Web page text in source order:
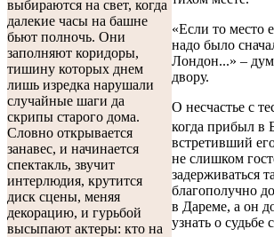
выбираются на свет, когда
далекие часы на башне
бьют полночь. Они
заполняют коридоры,
тишину которых днем
лишь изредка нарушали
случайные шаги да
скрипы старого дома.
Словно открывается
занавес, и начинается
спектакль, звучит
интерлюдия, крутится
диск сцены, меняя
декорацию, и гурьбой
высыпают актеры: кто на
«Если то место
надо было
Лондон...» –
двору.
О несчастье с
когда прибыл в
встретивший
не слишком
задерживаться
благополучно
в Дареме, а он
узнать о судьбе